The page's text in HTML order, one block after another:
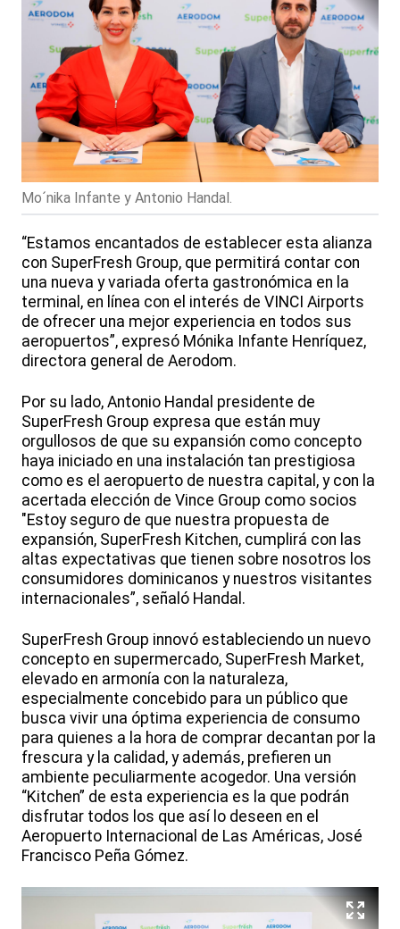
Mo´nika Infante y Antonio Handal.
“Estamos encantados de establecer esta alianza
con SuperFresh Group, que permitirá contar con
una nueva y variada oferta gastronómica en la
terminal, en línea con el interés de VINCI Airports
de ofrecer una mejor experiencia en todos sus
aeropuertos”, expresó Mónika Infante Henríquez,
directora general de Aerodom.
Por su lado, Antonio Handal presidente de
SuperFresh Group expresa que están muy
orgullosos de que su expansión como concepto
haya iniciado en una instalación tan prestigiosa
como es el aeropuerto de nuestra capital, y con la
acertada elección de Vince Group como socios
"Estoy seguro de que nuestra propuesta de
expansión, SuperFresh Kitchen, cumplirá con las
altas expectativas que tienen sobre nosotros los
consumidores dominicanos y nuestros visitantes
internacionales”, señaló Handal.
SuperFresh Group innovó estableciendo un nuevo
concepto en supermercado, SuperFresh Market,
elevado en armonía con la naturaleza,
especialmente concebido para un público que
busca vivir una óptima experiencia de consumo
para quienes a la hora de comprar decantan por la
frescura y la calidad, y además, prefieren un
ambiente peculiarmente acogedor. Una versión
“Kitchen” de esta experiencia es la que podrán
disfrutar todos los que así lo deseen en el
Aeropuerto Internacional de Las Américas, José
Francisco Peña Gómez.